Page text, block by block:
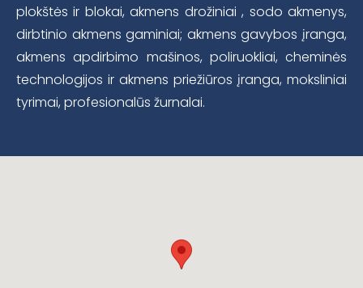
plokštės ir blokai, akmens drožiniai , sodo akmenys,
dirbtinio akmens gaminiai; akmens gavybos įranga,
akmens apdirbimo mašinos, poliruokliai, cheminės
technologijos ir akmens priežiūros įranga, moksliniai
tyrimai, profesionalūs žurnalai.